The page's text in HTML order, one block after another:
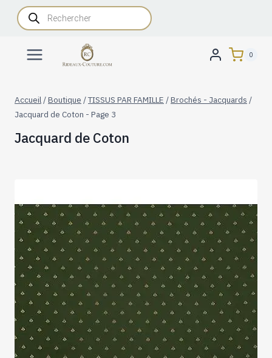
AllerRecherche
de
produits
0
Accueil /Boutique /TISSUS PAR FAMILLE /Brochés - Jacquards /
Jacquard de Coton - Page 3
Jacquard de Coton